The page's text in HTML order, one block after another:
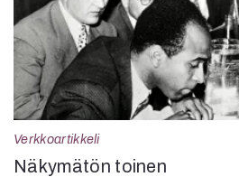
Verkkoartikkeli
Näkymätön toinen